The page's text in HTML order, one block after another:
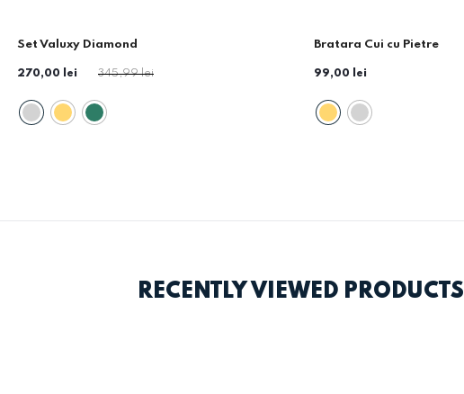
-21%
Set Valuxy Diamond
270,00 lei 345,99 lei
Bratara Cui cu Pietre
99,00 lei
RECENTLY VIEWED PRODUCTS